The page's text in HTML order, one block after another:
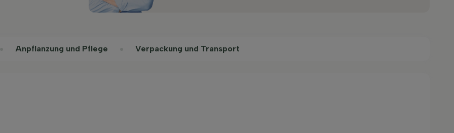
Anpflanzung und Pflege Verpackung und Transport